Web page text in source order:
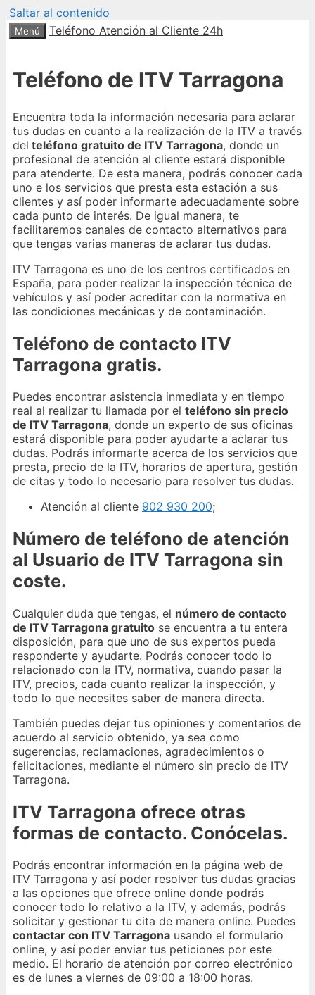
Saltar al contenido
Menú Teléfono Atención al Cliente 24h
Teléfono de ITV Tarragona
Encuentra toda la información necesaria para aclarar
tus dudas en cuanto a la realización de la ITV a través
del teléfono gratuito de ITV Tarragona, donde un
profesional de atención al cliente estará disponible
para atenderte. De esta manera, podrás conocer cada
uno e los servicios que presta esta estación a sus
clientes y así poder informarte adecuadamente sobre
cada punto de interés. De igual manera, te
facilitaremos canales de contacto alternativos para
que tengas varias maneras de aclarar tus dudas.
ITV Tarragona es uno de los centros certificados en
España, para poder realizar la inspección técnica de
vehículos y así poder acreditar con la normativa en
las condiciones mecánicas y de contaminación.
Teléfono de contacto ITV
Tarragona gratis.
Puedes encontrar asistencia inmediata y en tiempo
real al realizar tu llamada por el teléfono sin precio
de ITV Tarragona, donde un experto de sus oficinas
estará disponible para poder ayudarte a aclarar tus
dudas. Podrás informarte acerca de los servicios que
presta, precio de la ITV, horarios de apertura, gestión
de citas y todo lo necesario para resolver tus dudas.
Atención al cliente 902 930 200;
Número de teléfono de atención
al Usuario de ITV Tarragona sin
coste.
Cualquier duda que tengas, el número de contacto
de ITV Tarragona gratuito se encuentra a tu entera
disposición, para que uno de sus expertos pueda
responderte y ayudarte. Podrás conocer todo lo
relacionado con la ITV, normativa, cuando pasar la
ITV, precios, cada cuanto realizar la inspección, y
todo lo que necesites saber de manera directa.
También puedes dejar tus opiniones y comentarios de
acuerdo al servicio obtenido, ya sea como
sugerencias, reclamaciones, agradecimientos o
felicitaciones, mediante el número sin precio de ITV
Tarragona.
ITV Tarragona ofrece otras
formas de contacto. Conócelas.
Podrás encontrar información en la página web de
ITV Tarragona y así poder resolver tus dudas gracias
a las opciones que ofrece online donde podrás
conocer todo lo relativo a la ITV, y además, podrás
solicitar y gestionar tu cita de manera online. Puedes
contactar con ITV Tarragona usando el formulario
online, y así poder enviar tus peticiones por este
medio. El horario de atención por correo electrónico
es de lunes a viernes de 09:00 a 18:00 horas.